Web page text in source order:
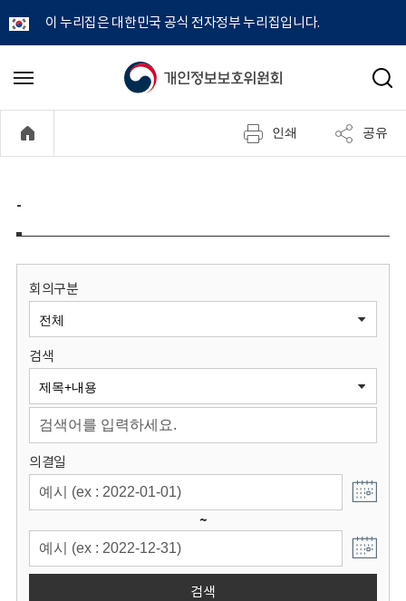
이 누리집은 대한민국 공식 전자정부 누리집입니다.
개
정
보
원
회
메
기
검
인쇄 공유
-
회의구분
검색
의결일
~
검색